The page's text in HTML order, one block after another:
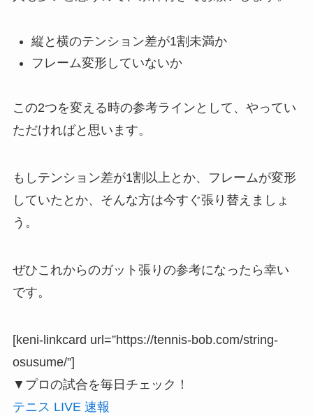
縦と横のテンション差が1割未満か
フレーム変形していないか
この2つを変える時の参考ラインとして、やってい
ただければと思います。
もしテンション差が1割以上とか、フレームが変形
していたとか、そんな方は今すぐ張り替えましょ
う。
ぜひこれからのガット張りの参考になったら幸い
です。
[keni-linkcard url=”https://tennis-bob.com/string-
osusume/”]
▼プロの試合を毎日チェック！
テニス LIVE 速報